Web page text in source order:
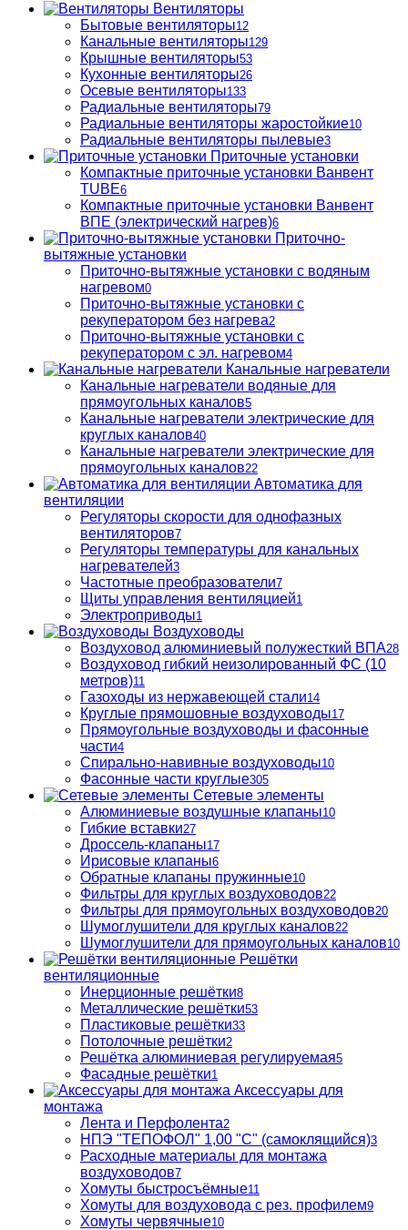
Вентиляторы
Бытовые вентиляторы12
Канальные вентиляторы129
Крышные вентиляторы53
Кухонные вентиляторы26
Осевые вентиляторы133
Радиальные вентиляторы79
Радиальные вентиляторы жаростойкие10
Радиальные вентиляторы пылевые3
Приточные установки
Компактные приточные установки Ванвент
TUBE6
Компактные приточные установки Ванвент
ВПЕ (электрический нагрев)6
Приточно-
вытяжные установки
Приточно-вытяжные установки с водяным
нагревом0
Приточно-вытяжные установки с
рекуператором без нагрева2
Приточно-вытяжные установки с
рекуператором с эл. нагревом4
Канальные нагреватели
Канальные нагреватели водяные для
прямоугольных каналов5
Канальные нагреватели электрические для
круглых каналов40
Канальные нагреватели электрические для
прямоугольных каналов22
Автоматика для
вентиляции
Регуляторы скорости для однофазных
вентиляторов7
Регуляторы температуры для канальных
нагревателей3
Частотные преобразователи7
Щиты управления вентиляцией1
Электроприводы1
Воздуховоды
Воздуховод алюминиевый полужесткий ВПА28
Воздуховод гибкий неизолированный ФС (10
метров)11
Газоходы из нержавеющей стали14
Круглые прямошовные воздуховоды17
Прямоугольные воздуховоды и фасонные
части4
Спирально-навивные воздуховоды10
Фасонные части круглые305
Сетевые элементы
Алюминиевые воздушные клапаны10
Гибкие вставки27
Дроссель-клапаны17
Ирисовые клапаны6
Обратные клапаны пружинные10
Фильтры для круглых воздуховодов22
Фильтры для прямоугольных воздуховодов20
Шумоглушители для круглых каналов22
Шумоглушители для прямоугольных каналов10
Решётки
вентиляционные
Инерционные решётки8
Металлические решётки53
Пластиковые решётки33
Потолочные решётки2
Решётка алюминиевая регулируемая5
Фасадные решётки1
Аксессуары для
монтажа
Лента и Перфолента2
НПЭ "ТЕПОФОЛ" 1,00 "С" (самоклящийся)3
Расходные материалы для монтажа
воздуховодов7
Хомуты быстросъёмные11
Хомуты для воздуховода с рез. профилем9
Хомуты червячные10